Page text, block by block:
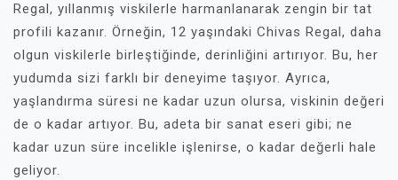
Regal, yıllanmış viskilerle harmanlanarak zengin bir tat
profili kazanır. Örneğin, 12 yaşındaki Chivas Regal, daha
olgun viskilerle birleştiğinde, derinliğini artırıyor. Bu, her
yudumda sizi farklı bir deneyime taşıyor. Ayrıca,
yaşlandırma süresi ne kadar uzun olursa, viskinin değeri
de o kadar artıyor. Bu, adeta bir sanat eseri gibi; ne
kadar uzun süre incelikle işlenirse, o kadar değerli hale
geliyor.